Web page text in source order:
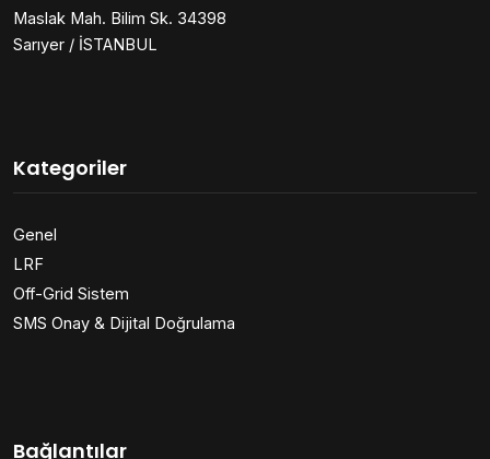
Maslak Mah. Bilim Sk. 34398
Sarıyer / İSTANBUL
Kategoriler
Genel
LRF
Off-Grid Sistem
SMS Onay & Dijital Doğrulama
Bağlantılar